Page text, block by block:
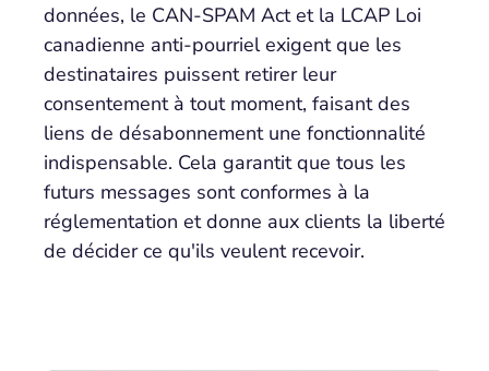
données, le CAN-SPAM Act et la LCAP Loi
canadienne anti-pourriel exigent que les
destinataires puissent retirer leur
consentement à tout moment, faisant des
liens de désabonnement une fonctionnalité
indispensable. Cela garantit que tous les
futurs messages sont conformes à la
réglementation et donne aux clients la liberté
de décider ce qu'ils veulent recevoir.